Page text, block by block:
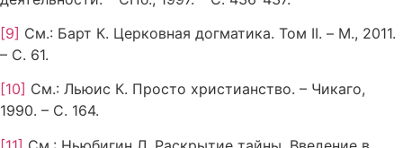
[9] См.: Барт К. Церковная догматика. Том II. – М., 2011.
– С. 61.
[10] См.: Льюис К. Просто христианство. – Чикаго,
1990. – С. 164.